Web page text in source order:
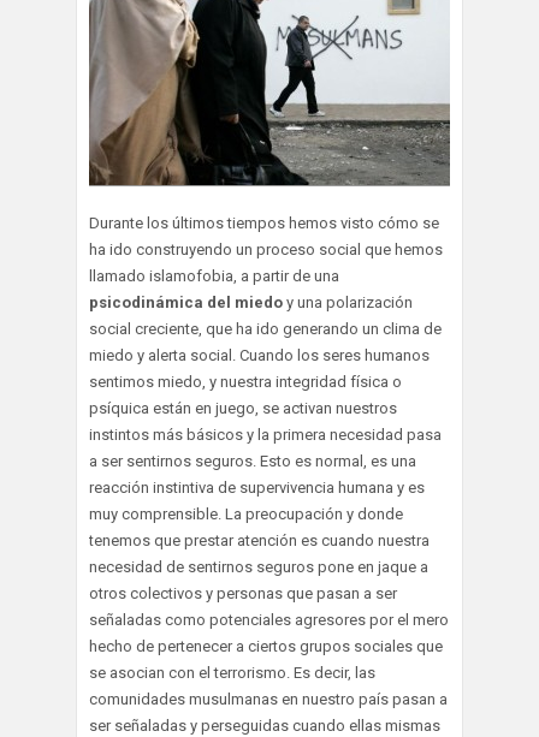
Durante los últimos tiempos hemos visto cómo se
ha ido construyendo un proceso social que hemos
llamado islamofobia, a partir de una
psicodinámica del miedo y una polarización
social creciente, que ha ido generando un clima de
miedo y alerta social. Cuando los seres humanos
sentimos miedo, y nuestra integridad física o
psíquica están en juego, se activan nuestros
instintos más básicos y la primera necesidad pasa
a ser sentirnos seguros. Esto es normal, es una
reacción instintiva de supervivencia humana y es
muy comprensible. La preocupación y donde
tenemos que prestar atención es cuando nuestra
necesidad de sentirnos seguros pone en jaque a
otros colectivos y personas que pasan a ser
señaladas como potenciales agresores por el mero
hecho de pertenecer a ciertos grupos sociales que
se asocian con el terrorismo. Es decir, las
comunidades musulmanas en nuestro país pasan a
ser señaladas y perseguidas cuando ellas mismas